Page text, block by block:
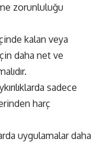
zorunluluğu
kalan veya
daha net ve
sadece
harç
uygulamalar daha